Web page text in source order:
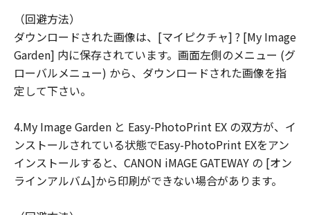
（回避方法）
ダウンロードされた画像は、[マイピクチャ] ? [My Image
Garden] 内に保存されています。画面左側のメニュー (グ
ローバルメニュー) から、ダウンロードされた画像を指
定して下さい。
4.My Image Garden と Easy-PhotoPrint EX の双方が、イ
ンストールされている状態でEasy-PhotoPrint EXをアン
インストールすると、CANON iMAGE GATEWAY の [オン
ラインアルバム]から印刷ができない場合があります。